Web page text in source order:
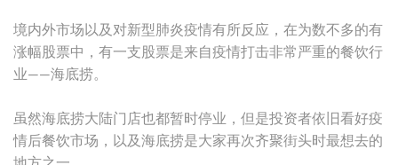
境内外市场以及对新型肺炎疫情有所反应，在为数不多的有
涨幅股票中，有一支股票是来自疫情打击非常严重的餐饮行
业——海底捞。
虽然海底捞大陆门店也都暂时停业，但是投资者依旧看好疫
情后餐饮市场，以及海底捞是大家再次齐聚街头时最想去的